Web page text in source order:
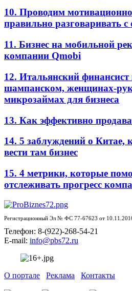
10. Проводим
правильно разговаривать
11. Бизнес на мобильной
компании Qmobi
12. Итальянский
шампанском, женщинах-
микрозаймах для бизнеса
13. Как эффективно
14. 5 заблуждений о
вести там бизнес
15. 4 метрики, которые
отслеживать прогресс
Регистрационный Эл № ФС 77-67623 от
Телефон: 8-(922)-268-54-21
E-mail: info@pbs72.ru
О портале Реклама Контакты